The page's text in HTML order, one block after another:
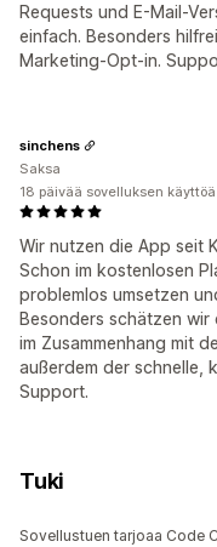
Requests und E-Mail-
einfach. Besonders
Marketing-Opt-in.
Wir nutzen die App seit
Schon im kostenlosen
problemlos umsetzen
Besonders schätzen wir
im Zusammenhang mit
außerdem der schnelle,
Support.
sinchens
Saksa
18 päivää sovelluksen käyttöä
Tuki
Sovellustuen tarjoaa Code